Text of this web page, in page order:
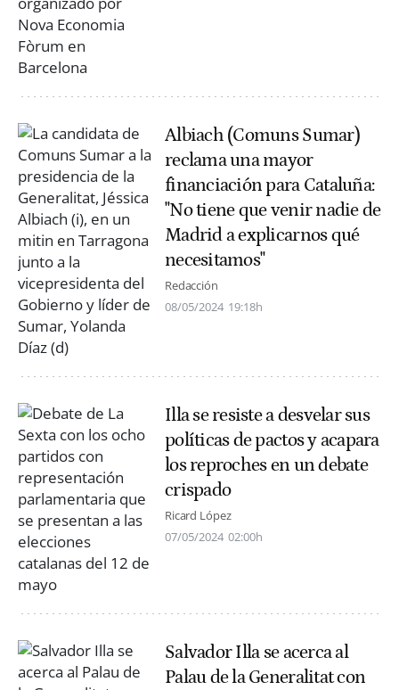
Albiach (Comuns Sumar)
reclama una mayor
financiación para Cataluña:
"No tiene que venir nadie de
Madrid a explicarnos qué
necesitamos"
Redacción
08/05/2024 19:18h
Illa se resiste a desvelar sus
políticas de pactos y acapara
los reproches en un debate
crispado
Ricard López
07/05/2024 02:00h
Salvador Illa se acerca al
Palau de la Generalitat con